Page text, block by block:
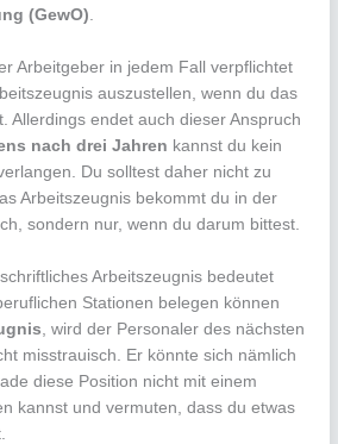
(GewO).
Arbeitgeber in jedem Fall verpflichtet
auszustellen, wenn du das
Allerdings endet auch dieser Anspruch
nach drei Jahren kannst du kein
Du solltest daher nicht zu
Arbeitszeugnis bekommt du in der
sondern nur, wenn du darum bittest.
Arbeitszeugnis bedeutet
Stationen belegen können
, wird der Personaler des nächsten
misstrauisch. Er könnte sich nämlich
diese Position nicht mit einem
kannst und vermuten, dass du etwas